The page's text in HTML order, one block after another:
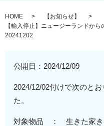
HOME
【お知らせ】
【輸入停止】ニュージーランドか
20241202
公開日： 2024/12/09
2024/12/02付けで次のと
た。
対象物品 ： 生きた家き